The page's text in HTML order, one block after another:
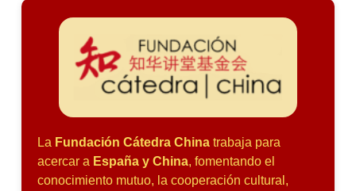
La Fundación Cátedra China trabaja para
acercar a España y China, fomentando el
conocimiento mutuo, la cooperación cultural,